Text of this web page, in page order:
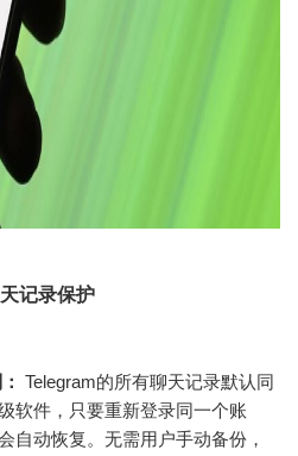
记录保护
Telegram的所有聊天记录默认同
软件，只要重新登录同一个账
自动恢复。无需用户手动备份，